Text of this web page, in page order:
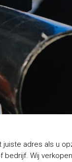
juiste adres als u
bedrijf. Wij